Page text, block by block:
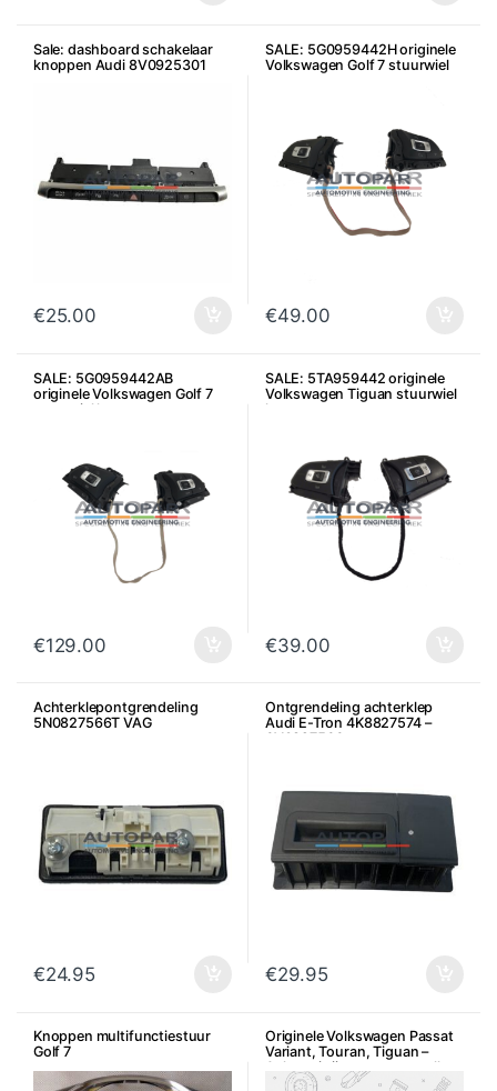
Sale: dashboard schakelaar
knoppen Audi 8V0925301
€25.00
SALE: 5G0959442H originele
Volkswagen Golf 7 stuurwiel
€49.00
SALE: 5G0959442AB
originele Volkswagen Golf 7
stuurwiel knoppen
€129.00
SALE: 5TA959442 originele
Volkswagen Tiguan stuurwiel
knoppen
€39.00
Achterklepontgrendeling
5N0827566T VAG
€24.95
Ontgrendeling achterklep
Audi E-Tron 4K8827574 –
6V0827566
€29.95
Knoppen multifunctiestuur
Golf 7
Originele Volkswagen Passat
Variant, Touran, Tiguan –
Achteruitrijcamera controller
+ camera 3C9907441 +